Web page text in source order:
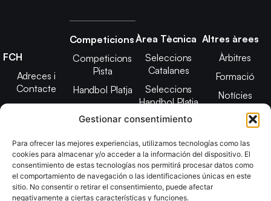
Gestionar consentimiento
Para ofrecer las mejores experiencias, utilizamos tecnologías como las
cookies para almacenar y/o acceder a la información del dispositivo. El
consentimiento de estas tecnologías nos permitirá procesar datos como
el comportamiento de navegación o las identificaciones únicas en este
sitio. No consentir o retirar el consentimiento, puede afectar
negativamente a ciertas características y funciones.
FCH
Adreces i
Contacte
Junta Directiva
2025
Estatuts
Transparència
Imatge
Competicions
Competicions
Pista
Handbol Platja
Àrea Tècnica
Seleccions
Catalanes
Seleccions
Handbol Platja
Tecnificació
CATH
Promoció
Altres àrees
Àrbitres
Formació
Notícies
Adreces de
contacte